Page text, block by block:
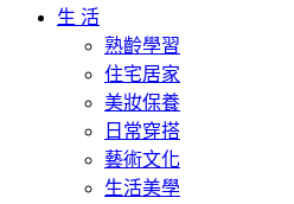
生 活
熟齡學習
住宅居家
美妝保養
日常穿搭
藝術文化
生活美學